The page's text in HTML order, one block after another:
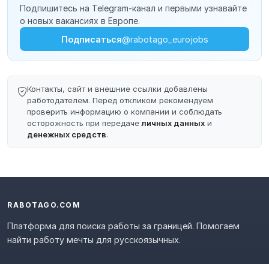
Подпишитесь на Telegram-канал и первыми узнавайте
о новых вакансиях в Европе.
Подписаться@rabotago_eurojobs
Контакты, сайт и внешние ссылки добавлены
работодателем. Перед откликом рекомендуем
проверить информацию о компании и соблюдать
осторожность при передачеличных данных и
денежных средств.
RABOTAGO.COM
Платформа для поиска работы за границей. Помогаем
найти работу мечты для русскоязычных.